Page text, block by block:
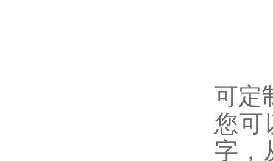
可定
您可
字，